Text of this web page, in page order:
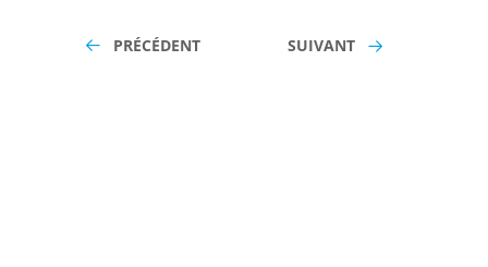
PRÉCÉDENT SUIVANT